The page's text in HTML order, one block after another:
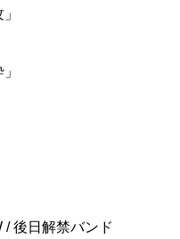
/ 後日解禁バンド